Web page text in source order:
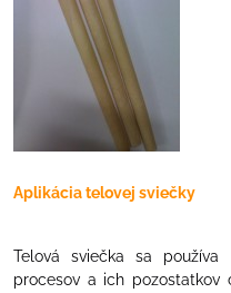
Aplikácia telovej sviečky
Telová sviečka sa používa
procesov a ich pozostatkov